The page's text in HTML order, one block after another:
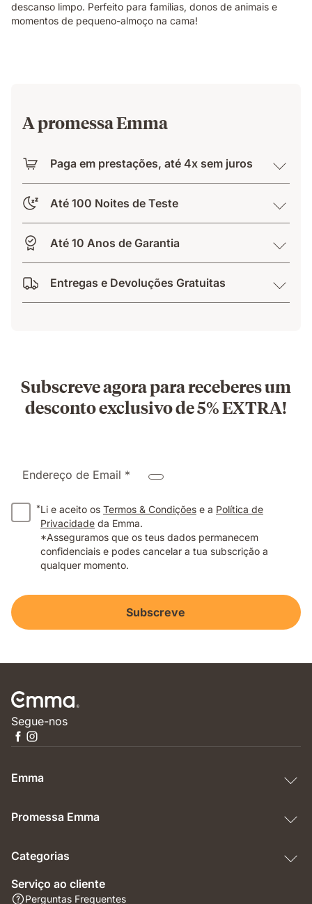
descanso limpo. Perfeito para famílias, donos de animais e
momentos de pequeno-almoço na cama!
A promessa Emma
Paga em prestações, até 4x sem juros
Até 100 Noites de Teste
Até 10 Anos de Garantia
Entregas e Devoluções Gratuitas
Subscreve agora para receberes um
desconto exclusivo de 5% EXTRA!
Endereço de Email *
*Li e aceito os Termos & Condições e a Política de
Privacidade da Emma.
*Asseguramos que os teus dados permanecem
confidenciais e podes cancelar a tua subscrição a
qualquer momento.
Subscreve
Segue-nos
Emma
Promessa Emma
Categorias
Serviço ao cliente
Perguntas Frequentes